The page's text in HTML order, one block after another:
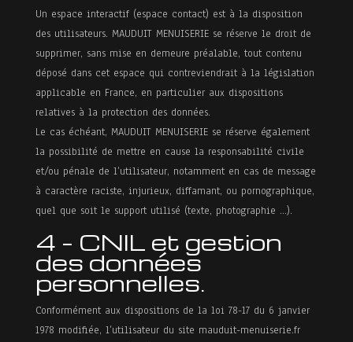
Un espace interactif (espace contact) est à la disposition
des utilisateurs. MAUDUIT MENUISERIE se réserve le droit de
supprimer, sans mise en demeure préalable, tout contenu
déposé dans cet espace qui contreviendrait à la législation
applicable en France, en particulier aux dispositions
relatives à la protection des données.
Le cas échéant, MAUDUIT MENUISERIE se réserve également
la possibilité de mettre en cause la responsabilité civile
et/ou pénale de l’utilisateur, notamment en cas de message
à caractère raciste, injurieux, diffamant, ou pornographique,
quel que soit le support utilisé (texte, photographie …).
4 – CNIL et gestion
des données
personnelles.
Conformément aux dispositions de la loi 78-17 du 6 janvier
1978 modifiée, l’utilisateur du site mauduit-menuiserie.fr